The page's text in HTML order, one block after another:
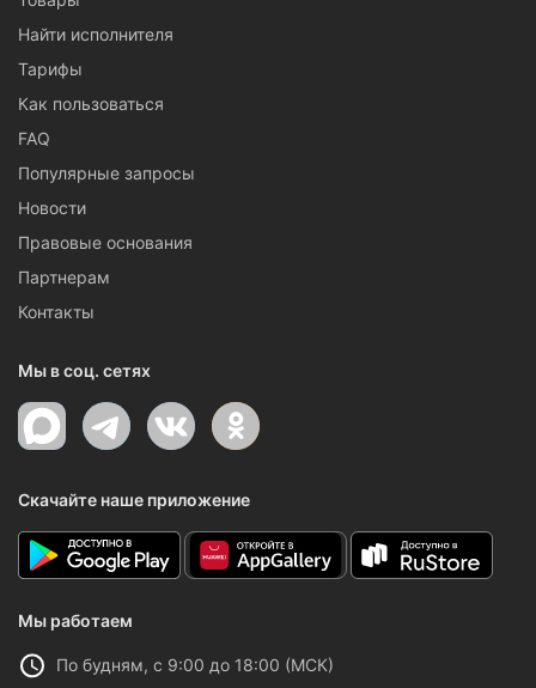
Найти исполнителя
Тарифы
Как пользоваться
FAQ
Популярные запросы
Новости
Правовые основания
Партнерам
Контакты
Мы в соц. сетях
Скачайте наше приложение
Мы работаем
По будням, с 9:00 до 18:00 (МСК)